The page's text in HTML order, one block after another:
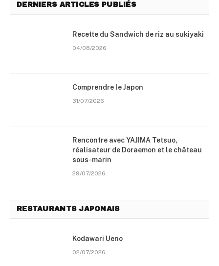
DERNIERS ARTICLES PUBLIÉS
Recette du Sandwich de riz au sukiyaki
04/08/2026
Comprendre le Japon
31/07/2026
Rencontre avec YAJIMA Tetsuo,
réalisateur de Doraemon et le château
sous-marin
29/07/2026
RESTAURANTS JAPONAIS
Kodawari Ueno
02/07/2026